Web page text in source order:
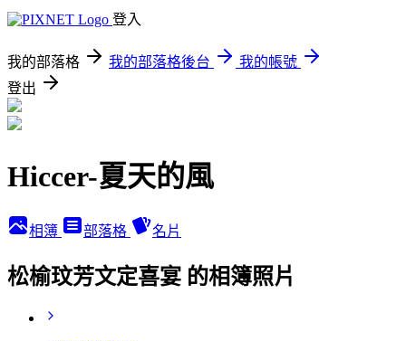
登入
我的部落格 我的部落格後台
我的帳號
登出
Hiccer-夏天的風
相簿 部落格 名片
松榆玟芳文定喜宴 的相簿照片